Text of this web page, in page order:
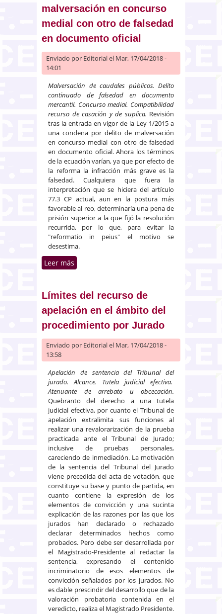
malversación en concurso
medial con otro de falsedad
en documento oficial
Enviado por Editorialel Mar, 17/04/2018 -
14:01
Malversación de caudales públicos. Delito
continuado de falsedad en documento
mercantil. Concurso medial. Compatibilidad
recurso de casación y de suplica. Revisión
tras la entrada en vigor de la Ley 1/2015 a
una condena por delito de malversación
en concurso medial con otro de falsedad
en documento oficial. Ahora los términos
de la ecuación varían, ya que por efecto de
la reforma la infracción más grave es la
falsedad. Cualquiera que fuera la
interpretación que se hiciera del artículo
77.3 CP actual, aun en la postura más
favorable al reo, determinaría una pena de
prisión superior a la que fijó la resolución
recurrida, por lo que, para evitar la
"reformatio in peius" el motivo se
desestima.
Leer más
malversación en concurso
medial con otro de falsedad en
documento oficial
Límites del recurso de
apelación en el ámbito del
procedimiento por Jurado
Enviado por Editorialel Mar, 17/04/2018 -
13:58
Apelación de sentencia del Tribunal del
jurado. Alcance. Tutela judicial efectiva.
Atenuante de arrebato u obcecación.
Quebranto del derecho a una tutela
judicial efectiva, por cuanto el Tribunal de
apelación extralimita sus funciones al
realizar una revalorarización de la prueba
practicada ante el Tribunal de Jurado;
inclusive de pruebas personales,
careciendo de inmediación. La motivación
de la sentencia del Tribunal del Jurado
viene precedida del acta de votación, que
constituye su base y punto de partida, en
cuanto contiene la expresión de los
elementos de convicción y una sucinta
explicación de las razones por las que los
jurados han declarado o rechazado
declarar determinados hechos como
probados. Pero debe ser desarrollada por
el Magistrado-Presidente al redactar la
sentencia, expresando el contenido
incriminatorio de esos elementos de
convicción señalados por los jurados. No
es dable prescindir del desarrollo que de la
valoración probatoria contenida en el
veredicto, realiza el Magistrado Presidente.